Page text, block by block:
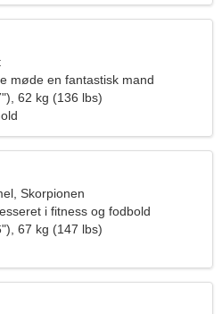
møde en fantastisk mand
62 kg (136 lbs)
Skorpionen
i fitness og fodbold
67 kg (147 lbs)